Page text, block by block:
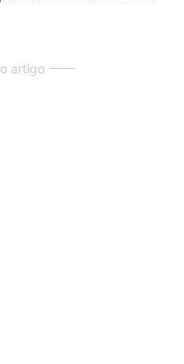
artigo